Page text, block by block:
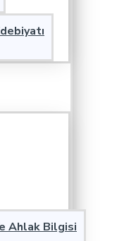
Ahlak Bilgisi